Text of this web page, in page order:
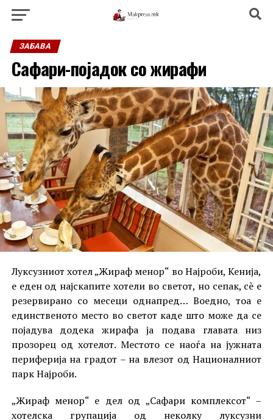
ЗАБАВА
Сафари-појадок со жирафи
Луксузниот хотел „Жираф менор“ во Најроби, Кенија,
е еден од најскапите хотели во светот, но сепак, сè е
резервирано со месеци однапред… Воедно, тоа е
единственото место во светот каде што може да се
појадува додека жирафа ја подава главата низ
прозорец од хотелот. Местото се наоѓа на јужната
периферија на градот – на влезот од Националниот
парк Најроби.
„Жираф менор“ е дел од „​​Сафари комплексот“ –
хотелска групација од неколку луксузни